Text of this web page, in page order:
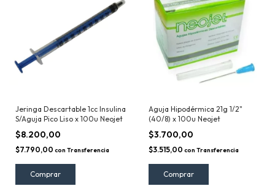
Jeringa Descartable 1cc Insulina
S/Aguja Pico Liso x 100u Neojet
$8.200,00
$7.790,00 con Transferencia
Aguja Hipodérmica 21g 1/2"
(40/8) x 100u Neojet
$3.700,00
$3.515,00 con Transferencia